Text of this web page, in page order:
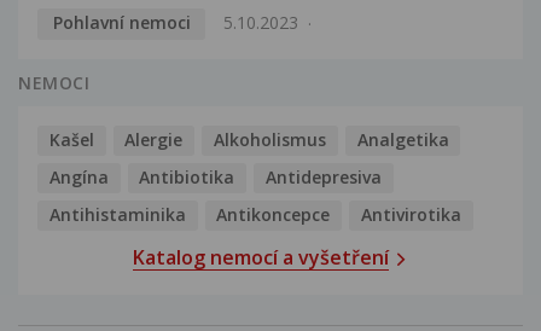
Pohlavní nemoci
5.10.2023
NEMOCI
Kašel Alergie Alkoholismus
Analgetika
Angína
Antibiotika
Antidepresiva
Antihistaminika
Antikoncepce Antivirotika
Katalog nemocí a vyšetření